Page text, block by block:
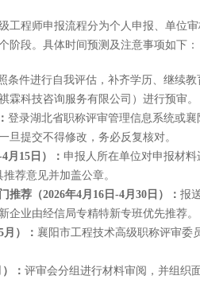
工程师申报流程分为个人申报、单位
阶段。具体时间预测及注意事项如下：
条件进行自我评估，补齐学历、继续
霖科技咨询服务有限公司）进行预审。
登录湖北省职称评审管理信息系统或
旦提交不得修改，务必反复核对。
月15日）： 申报人所在单位对申报材
荐意见并加盖公章。
荐（2026年4月16日-4月30日）： 报
企业由经信局专精特新专班优先推荐。
）： 襄阳市工程技术高级职称评审委
： 评审会分组进行材料审阅，并组织